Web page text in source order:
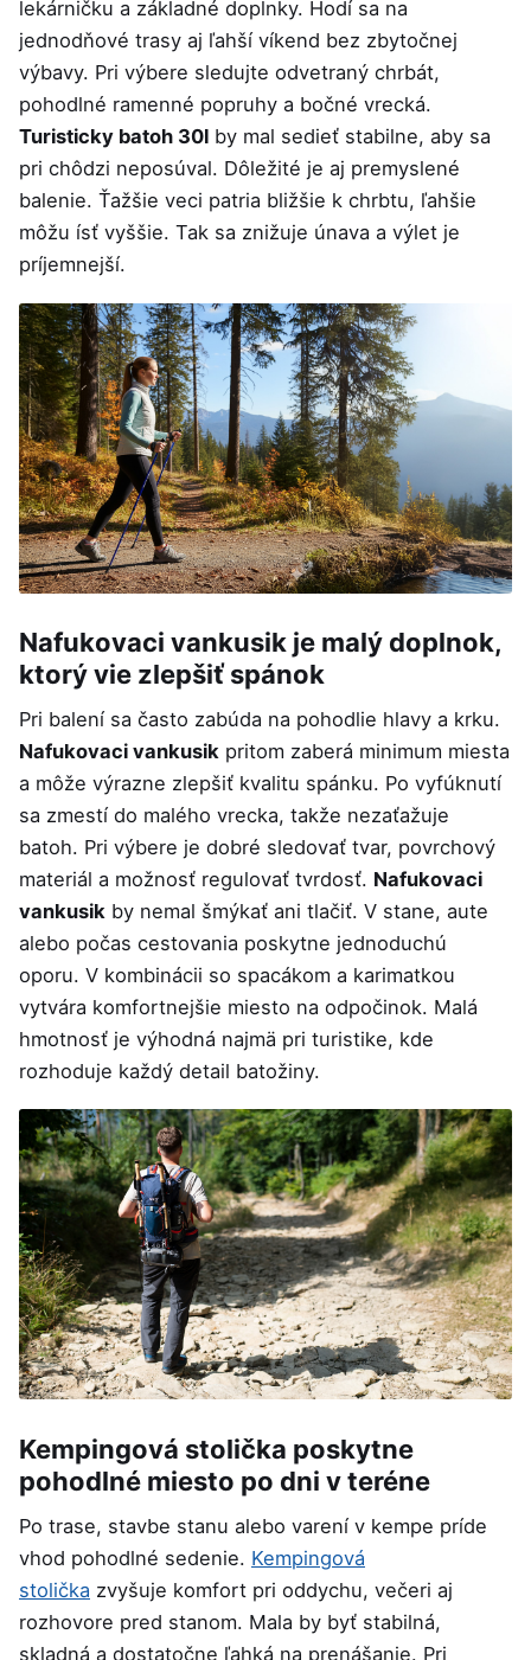
lekárničku a základné doplnky. Hodí sa na
jednodňové trasy aj ľahší víkend bez zbytočnej
výbavy. Pri výbere sledujte odvetraný chrbát,
pohodlné ramenné popruhy a bočné vrecká.
Turisticky batoh 30l by mal sedieť stabilne, aby sa
pri chôdzi neposúval. Dôležité je aj premyslené
balenie. Ťažšie veci patria bližšie k chrbtu, ľahšie
môžu ísť vyššie. Tak sa znižuje únava a výlet je
príjemnejší.
Nafukovaci vankusik je malý doplnok,
ktorý vie zlepšiť spánok
Pri balení sa často zabúda na pohodlie hlavy a krku.
Nafukovaci vankusik pritom zaberá minimum miesta
a môže výrazne zlepšiť kvalitu spánku. Po vyfúknutí
sa zmestí do malého vrecka, takže nezaťažuje
batoh. Pri výbere je dobré sledovať tvar, povrchový
materiál a možnosť regulovať tvrdosť. Nafukovaci
vankusik by nemal šmýkať ani tlačiť. V stane, aute
alebo počas cestovania poskytne jednoduchú
oporu. V kombinácii so spacákom a karimatkou
vytvára komfortnejšie miesto na odpočinok. Malá
hmotnosť je výhodná najmä pri turistike, kde
rozhoduje každý detail batožiny.
Kempingová stolička poskytne
pohodlné miesto po dni v teréne
Po trase, stavbe stanu alebo varení v kempe príde
vhod pohodlné sedenie. Kempingová
stolička zvyšuje komfort pri oddychu, večeri aj
rozhovore pred stanom. Mala by byť stabilná,
skladná a dostatočne ľahká na prenášanie. Pri